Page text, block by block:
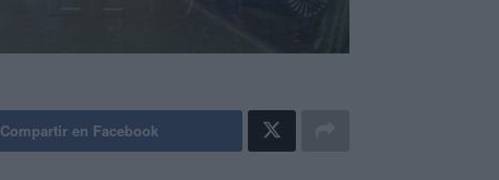
Compartir en Facebook